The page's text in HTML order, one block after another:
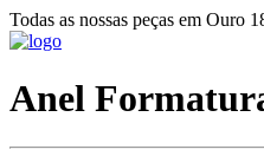
Todas as nossas peças em Ouro
Anel